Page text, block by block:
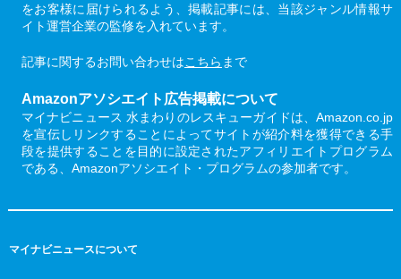
をお客様に届けられるよう、掲載記事には、当該ジャンル情報サ
イト運営企業の監修を入れています。
記事に関するお問い合わせはこちら まで
Amazonアソシエイト広告掲載について
マイナビニュース 水まわりのレスキューガイドは、Amazon.co.jp
を宣伝しリンクすることによってサイトが紹介料を獲得できる手
段を提供することを目的に設定されたアフィリエイトプログラム
である、Amazonアソシエイト・プログラムの参加者です。
マイナビニュースについて